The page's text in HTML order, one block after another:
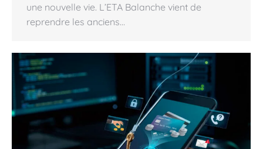
une nouvelle vie. L’ETA Balanche vient de
reprendre les anciens…